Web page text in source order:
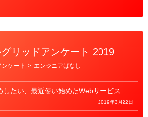
リッドアンケート 2019
ンケート > エンジニアばなし
したい、最近使い始めたWebサービス
2019年3月22日